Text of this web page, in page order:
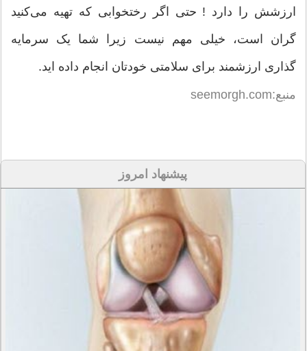
ارزشش را دارد ! حتی اگر رختخوابی که تهیه می‌کنید
گران است، خیلی مهم نیست زیرا شما یک سرمایه
گذاری ارزشمند برای سلامتی خودتان انجام داده اید.
منبع:seemorgh.com
پیشنهاد امروز